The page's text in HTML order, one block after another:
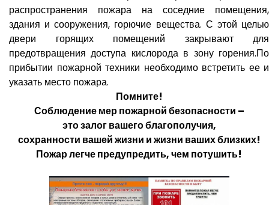
распространения пожара на соседние помещения,
здания и сооружения, горючие вещества. С этой целью
двери горящих помещений закрывают для
предотвращения доступа кислорода в зону горения.По
прибытии пожарной техники необходимо встретить ее и
указать место пожара.
Помните!
Соблюдение мер пожарной безопасности –
это залог вашего благополучия,
сохранности вашей жизни и жизни ваших близких!
Пожар легче предупредить, чем потушить!